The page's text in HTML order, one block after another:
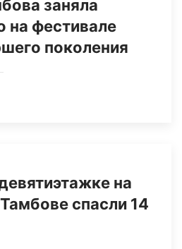
заняла
на фестивале
поколения
на
спасли 14